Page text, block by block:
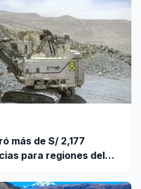
más de S/ 2,177
para regiones del